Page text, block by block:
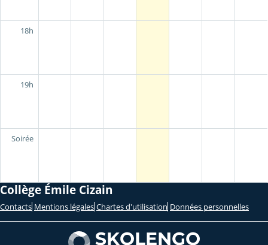
18h
19h
Soirée
Collège Émile Cizain
Contacts Mentions légales Chartes d'utilisation Données personnelles